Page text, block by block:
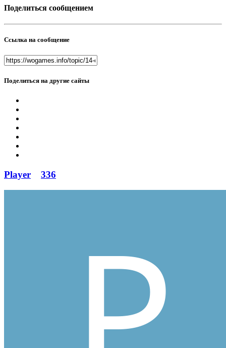
Поделиться сообщением
Ссылка на сообщение
Поделиться на другие сайты
Player 336